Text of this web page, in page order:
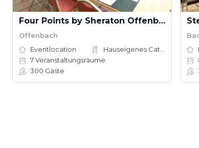
Four Points by Sheraton Offenbach Plaza
Offenbach
Eventlocation
7Veranstaltungsräume
300 Gäste